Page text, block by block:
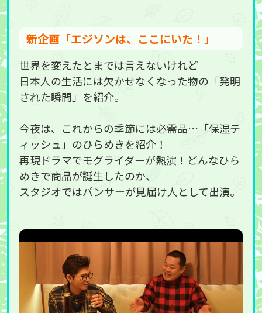
新企画「エジソンは、ここにいた！」
世界を変えたとまでは言えないけれど
日本人の生活には欠かせなくなった物の「発明
された瞬間」を紹介。
今夜は、これからの季節には必需品…「保湿テ
ィッシュ」のひらめきを紹介！
再現ドラマでモグライダーが熱演！どんなひら
めきで商品が誕生したのか、
スタジオではパンサーが見届け人として出演。